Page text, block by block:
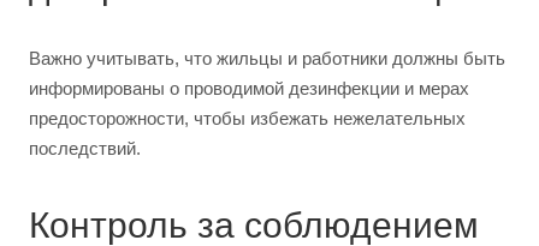
Важно учитывать, что жильцы и работники должны быть
информированы о проводимой дезинфекции и мерах
предосторожности, чтобы избежать нежелательных
последствий.
Контроль за соблюдением